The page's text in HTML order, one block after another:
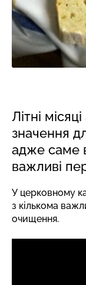
Літні
значення
адже саме
важливі
У церковному
з кількома
очищення.